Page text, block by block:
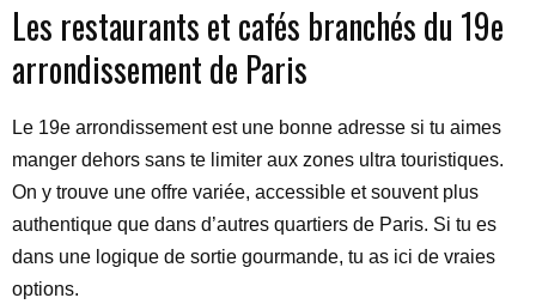
Les restaurants et cafés branchés du 19e
arrondissement de Paris
Le 19e arrondissement est une bonne adresse si tu aimes
manger dehors sans te limiter aux zones ultra touristiques.
On y trouve une offre variée, accessible et souvent plus
authentique que dans d’autres quartiers de Paris. Si tu es
dans une logique de sortie gourmande, tu as ici de vraies
options.